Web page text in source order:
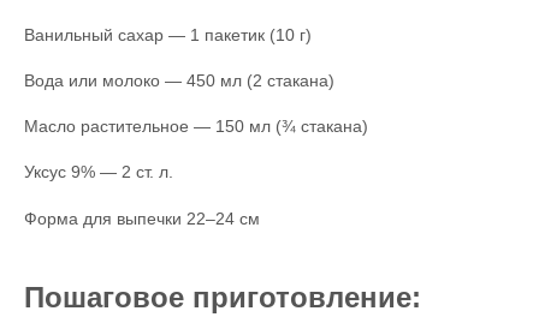
Ванильный сахар — 1 пакетик (10 г)
Вода или молоко — 450 мл (2 стакана)
Масло растительное — 150 мл (¾ стакана)
Уксус 9% — 2 ст. л.
Форма для выпечки 22–24 см
Пошаговое приготовление: